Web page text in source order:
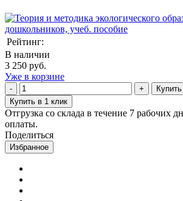
Рейтинг:
В наличии
3 250 руб.
Уже в корзине
Купить
Купить в 1 клик
Отгрузка со склада в течение 7 рабочих
оплаты.
Поделиться
Избранное